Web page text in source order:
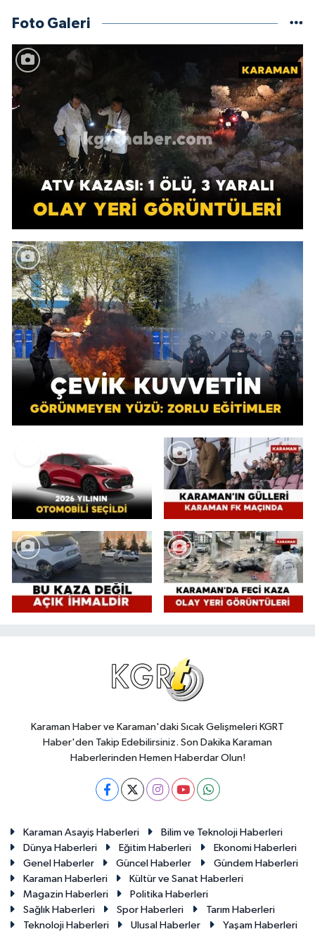
Foto Galeri
Karaman Haber ve Karaman'daki Sıcak Gelişmeleri KGRT
Haber'den Takip Edebilirsiniz. Son Dakika Karaman
Haberlerinden Hemen Haberdar Olun!
Karaman Asayiş Haberleri
Bilim ve Teknoloji Haberleri
Dünya Haberleri
Eğitim Haberleri
Ekonomi Haberleri
Genel Haberler
Güncel Haberler
Gündem Haberleri
Karaman Haberleri
Kültür ve Sanat Haberleri
Magazin Haberleri
Politika Haberleri
Sağlık Haberleri
Spor Haberleri
Tarım Haberleri
Teknoloji Haberleri
Ulusal Haberler Yaşam Haberleri